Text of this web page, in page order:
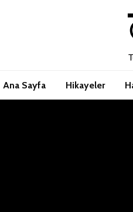
Ana Sayfa Hikayeler